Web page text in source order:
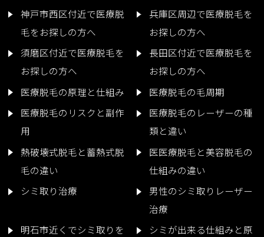
神戸市西区付近で医療脱
毛をお探しの方へ
兵庫区周辺で医療脱毛を
お探しの方へ
須磨区付近で医療脱毛を
お探しの方へ
長田区付近で医療脱毛を
お探しの方へ
医療脱毛の原理と仕組み
医療脱毛の毛周期
医療脱毛のリスクと副作
用
医療脱毛のレーザーの種
類と違い
熱破壊式脱毛と蓄熱式脱
毛の違い
医医療脱毛と美容脱毛の
仕組みの違い
シミ取り治療
男性のシミ取りレーザー
治療
明石市近くでシミ取りを
シミが出来る仕組みと原